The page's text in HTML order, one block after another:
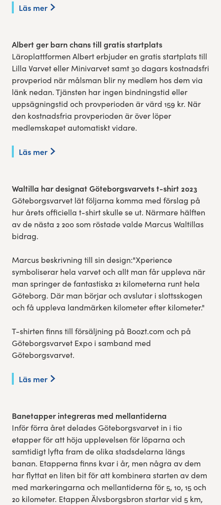
Läs mer
Albert ger barn chans till gratis startplats
Läroplattformen Albert erbjuder en gratis startplats till
Lilla Varvet eller Minivarvet samt 30 dagars kostnadsfri
provperiod när målsman blir ny medlem hos dem via
länk nedan. Tjänsten har ingen bindningstid eller
uppsägningstid och provperioden är värd 159 kr. När
den kostnadsfria provperioden är över löper
medlemskapet automatiskt vidare.
Läs mer
Waltilla har designat Göteborgsvarvets t-shirt 2023
Göteborgsvarvet lät följarna komma med förslag på
hur årets officiella t-shirt skulle se ut. Närmare hälften
av de nästa 2 200 som röstade valde Marcus Waltillas
bidrag.
Marcus beskrivning till sin design:"Xperience
symboliserar hela varvet och allt man får uppleva när
man springer de fantastiska 21 kilometerna runt hela
Göteborg. Där man börjar och avslutar i slottsskogen
och få uppleva landmärken kilometer efter kilometer."
T-shirten finns till försäljning på Boozt.com och på
Göteborgsvarvet Expo i samband med
Göteborgsvarvet.
Läs mer
Banetapper integreras med mellantiderna
Inför förra året delades Göteborgsvarvet in i tio
etapper för att höja upplevelsen för löparna och
samtidigt lyfta fram de olika stadsdelarna längs
banan. Etapperna finns kvar i år, men några av dem
har flyttat en liten bit för att kombinera starten av dem
med markeringarna och mellantiderna för 5, 10, 15 och
20 kilometer. Etappen Älvsborgsbron startar vid 5 km,